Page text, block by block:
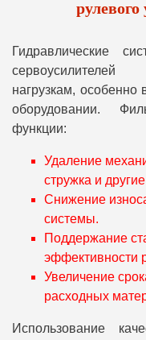
Гидравлические
сервоусилителей
нагрузкам,
оборудовании.
функции:
Удаление
стружка и
Снижение
системы.
Поддержание
эффективности
Увеличение
расходных
Использование